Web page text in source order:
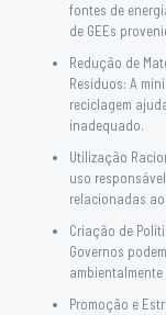
fontes de
de GEEs
Redução de
Resíduos: A
reciclagem
inadequado.
Utilização
uso
relacionadas
Criação de
Governos
Promoção e